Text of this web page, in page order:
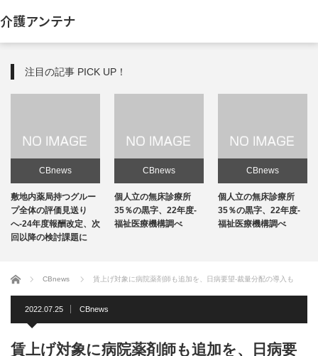
介護アンテナ
注目の記事 PICK UP！
CBnews
敷地内薬局持つグルー
プ全体の評価見送り
へ-24年度報酬改定、次
回以降の検討課題に
CBnews
個人立の無床診療所
35％の黒字、22年度-
福祉医療機構調べ
CBnews
個人立の無床診療所
35％の黒字、22年度-
福祉医療機構調べ
ホーム CBnews 賃上げ対象に病院薬剤師も追加を、日病要望-裁量分配の導入も
2022.07.25 CBnews
賃上げ対象に病院薬剤師も追加を、日病要